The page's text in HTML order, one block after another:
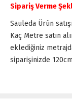
Sipariş Verme
Sauleda Ürün
Kaç Metre satın
eklediğiniz
siparişinizde